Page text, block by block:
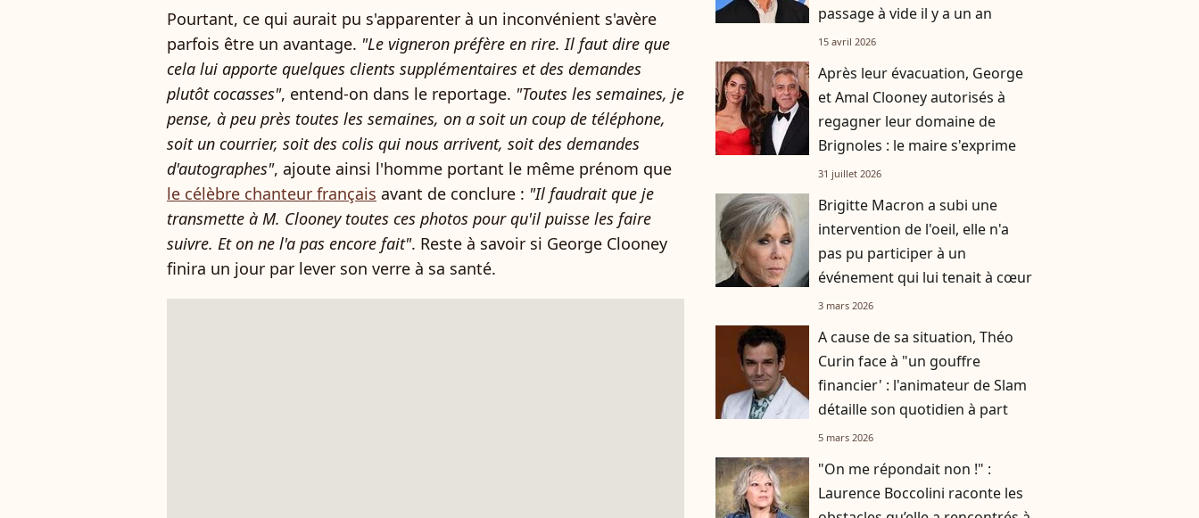
Pourtant, ce qui aurait pu s'apparenter à un inconvénient s'avère
parfois être un avantage. "Le vigneron préfère en rire. Il faut dire que
cela lui apporte quelques clients supplémentaires et des demandes
plutôt cocasses", entend-on dans le reportage. "Toutes les semaines, je
pense, à peu près toutes les semaines, on a soit un coup de téléphone,
soit un courrier, soit des colis qui nous arrivent, soit des demandes
d'autographes", ajoute ainsi l'homme portant le même prénom que
le célèbre chanteur français avant de conclure : "Il faudrait que je
transmette à M. Clooney toutes ces photos pour qu'il puisse les faire
suivre. Et on ne l'a pas encore fait". Reste à savoir si George Clooney
finira un jour par lever son verre à sa santé.
passage à vide il y a un an
15 avril 2026
Après leur évacuation, George
et Amal Clooney autorisés à
regagner leur domaine de
Brignoles : le maire s'exprime
31 juillet 2026
Brigitte Macron a subi une
intervention de l'oeil, elle n'a
pas pu participer à un
événement qui lui tenait à cœur
3 mars 2026
A cause de sa situation, Théo
Curin face à "un gouffre
financier' : l'animateur de Slam
détaille son quotidien à part
5 mars 2026
"On me répondait non !" :
Laurence Boccolini raconte les